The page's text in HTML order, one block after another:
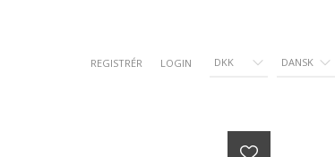
REGISTRÉR LOGIN DKK DANSK